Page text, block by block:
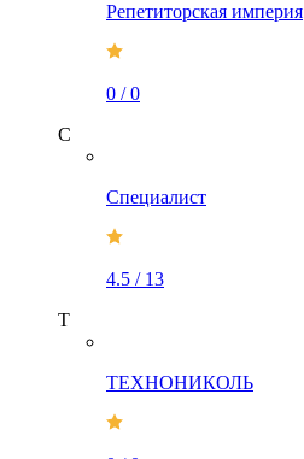
Репетиторская империя
0 /0
С
Специалист
4.5 / 13
Т
ТЕХНОНИКОЛЬ